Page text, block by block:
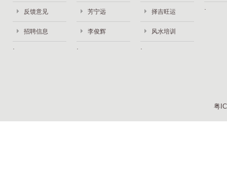
反馈意见
招聘信息
芳宁远
李俊辉
择吉旺运
风水培训
粤